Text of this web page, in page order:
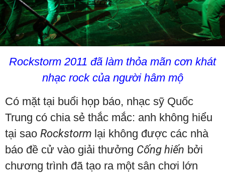
Rockstorm 2011 đã làm thỏa mãn cơn khát
nhạc rock của người hâm mộ
Có mặt tại buổi họp báo, nhạc sỹ Quốc
Trung có chia sẻ thắc mắc: anh không hiểu
tại sao Rockstorm lại không được các nhà
báo đề cử vào giải thưởng Cống hiến bởi
chương trình đã tạo ra một sân chơi lớn